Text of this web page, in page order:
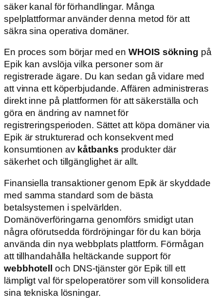
säker kanal för förhandlingar. Många
spelplattformar använder denna metod för att
säkra sina operativa domäner.
En proces som börjar med enWHOIS sökning på
Epik kan avslöja vilka personer som är
registrerade ägare. Du kan sedan gå vidare med
att vinna ett köperbjudande. Affären administreras
direkt inne på plattformen för att säkerställa och
göra en ändring av namnet för
registreringsperioden. Sättet att köpa domäner via
Epik är strukturerad och konsekvent med
konsumtionen av kåtbanks produkter där
säkerhet och tillgänglighet är allt.
Finansiella transaktioner genom Epik är skyddade
med samma standard som de bästa
betalsystemen i spelvärlden.
Domänöverföringarna genomförs smidigt utan
några oförutsedda fördröjningar för du kan börja
använda din nya webbplats plattform. Förmågan
att tillhandahålla heltäckande support för
webbhotell och DNS-tjänster gör Epik till ett
lämpligt val för speloperatörer som vill konsolidera
sina tekniska lösningar.